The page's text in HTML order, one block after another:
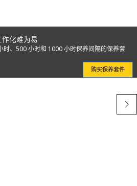
在我们的自有工厂内制造，采用坚
提高性能，还可以保护关键部件，最
明智的业务决策，让您每一天都从
定性，提高颗粒物拦阻效果
泄漏问题
化难为易
时、500 小时和 1000 小时保养间隔的保养套
购买保养套件